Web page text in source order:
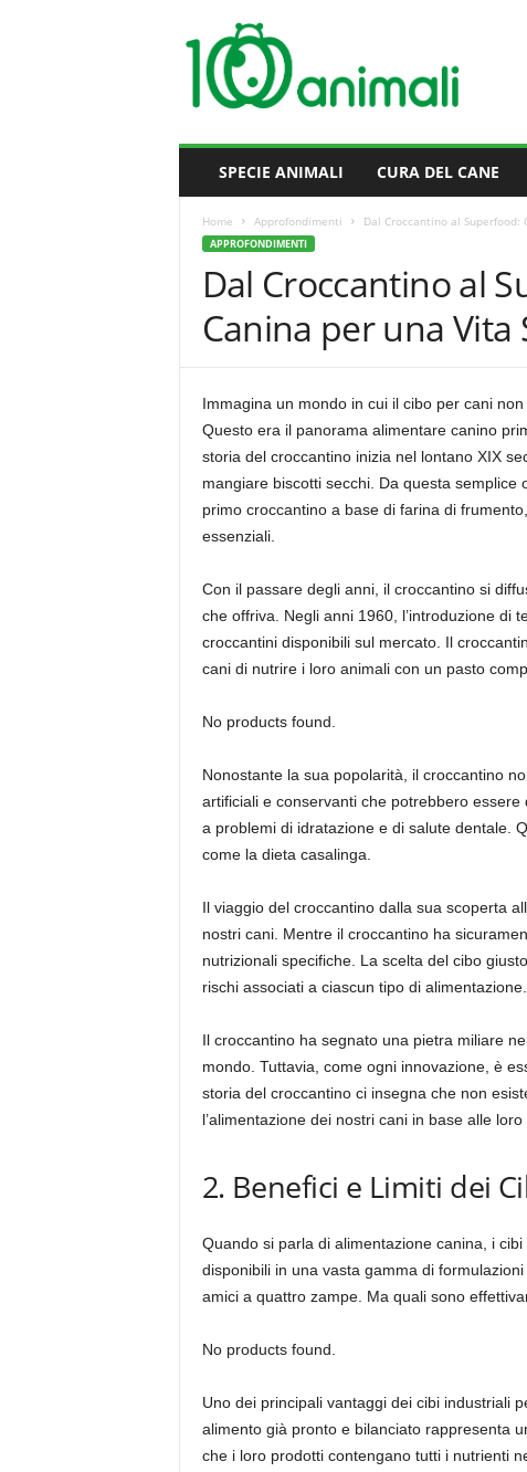
SPECIE ANIMALI CURA DEL CANE
Home Approfondimenti Dal Croccantino al Superfood:
APPROFONDIMENTI
Dal Croccantino al
Canina per una Vita
Immagina un mondo in cui il cibo per cani
Questo era il panorama alimentare canino
storia del croccantino inizia nel lontano XIX
mangiare biscotti secchi. Da questa
primo croccantino a base di farina di
essenziali.
Con il passare degli anni, il croccantino si
che offriva. Negli anni 1960, l’introduzione di
croccantini disponibili sul mercato. Il
cani di nutrire i loro animali con un pasto
No products found.
Nonostante la sua popolarità, il croccantino
artificiali e conservanti che potrebbero
a problemi di idratazione e di salute dentale.
come la dieta casalinga.
Il viaggio del croccantino dalla sua scoperta
nostri cani. Mentre il croccantino ha
nutrizionali specifiche. La scelta del cibo
rischi associati a ciascun tipo di alimentazione.
Il croccantino ha segnato una pietra miliare
mondo. Tuttavia, come ogni innovazione, è
storia del croccantino ci insegna che non
l’alimentazione dei nostri cani in base alle
2. Benefici e Limiti dei
Quando si parla di alimentazione canina, i
disponibili in una vasta gamma di
amici a quattro zampe. Ma quali sono
No products found.
Uno dei principali vantaggi dei cibi industriali
alimento già pronto e bilanciato rappresenta
che i loro prodotti contengano tutti i nutrienti